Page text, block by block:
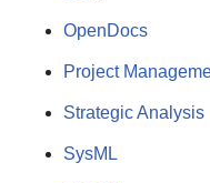
OpenDocs
Project
Strategic Analysis
SysML